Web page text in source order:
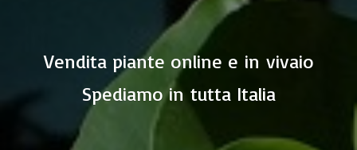
Vendita piante online e in vivaio
Spediamo in tutta Italia